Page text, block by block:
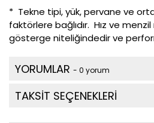
* Tekne tipi, yük, pervane ve
faktörlere bağlıdır. Hız ve menzil
gösterge niteliğindedir ve
YORUMLAR - 0 yorum
TAKSİT SEÇENEKLERİ